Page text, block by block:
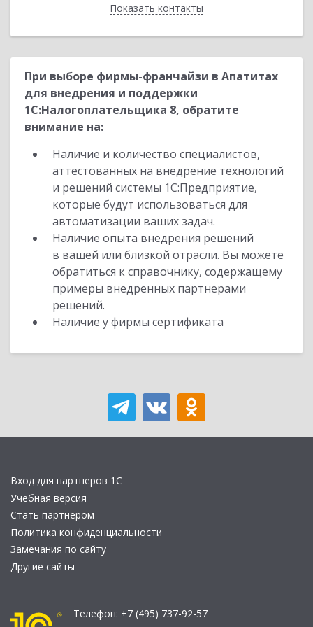
Показать контакты
Назад
При выборе фирмы-франчайзи в Апатитах
для внедрения и поддержки
1С:Налогоплательщика 8, обратите
внимание на:
Наличие и количество специалистов,
аттестованных на внедрение технологий
и решений системы 1С:Предприятие,
которые будут использоваться для
автоматизации ваших задач.
Наличие опыта внедрения решений
в вашей или близкой отрасли. Вы можете
обратиться к справочнику, содержащему
примеры внедренных партнерами
решений.
Наличие у фирмы сертификата
Вход для партнеров 1С
Учебная версия
Стать партнером
Политика конфиденциальности
Замечания по сайту
Другие сайты
Телефон: +7 (495) 737-92-57